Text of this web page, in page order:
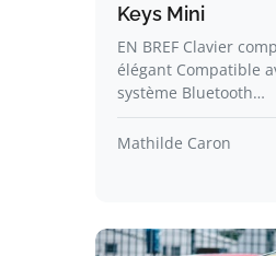
Keys Mini
EN BREF Clavier
élégant Compatible
système Bluetooth…
Mathilde Caron